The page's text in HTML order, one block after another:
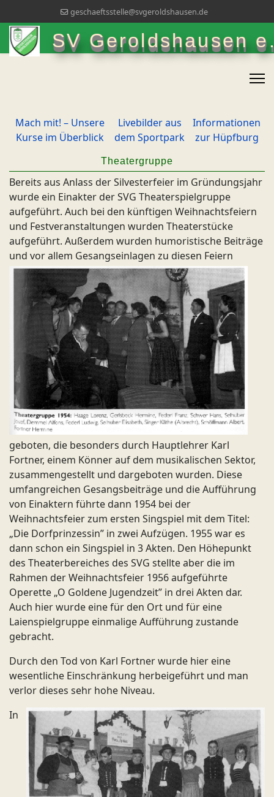
geschaeftsstelle@svgeroldshausen.de
SV Geroldshausen
Mach mit! – Unsere
Kurse im Überblick
Livebilder aus
dem Sportpark
Informationen
zur Hüpfburg
Theatergruppe
Bereits aus Anlass der Silvesterfeier im Gründungsjahr
wurde ein Einakter der SVG Theaterspielgruppe
aufgeführt. Auch bei den künftigen Weihnachtsfeiern
und Festveranstaltungen wurden Theaterstücke
aufgeführt. Außerdem wurden humoristische Beiträge
und vor allem Gesangseinlagen zu diesen Feiern
geboten, die besonders durch Hauptlehrer Karl
Fortner, einem Könner auf dem musikalischen Sektor,
zusammengestellt und dargeboten wurden. Diese
umfangreichen Gesangsbeiträge und die Aufführung
von Einaktern führte dann 1954 bei der
Weihnachtsfeier zum ersten Singspiel mit dem Titel:
„Die Dorfprinzessin” in zwei Aufzügen. 1955 war es
dann schon ein Singspiel in 3 Akten. Den Höhepunkt
des Theaterbereiches des SVG stellte aber die im
Rahmen der Weihnachtsfeier 1956 aufgeführte
Operette „O Goldene Jugendzeit” in drei Akten dar.
Auch hier wurde eine für den Ort und für eine
Laienspielgruppe einmalige Aufführung zustande
gebracht.
Durch den Tod von Karl Fortner wurde hier eine
wesentliche Einschränkung herbeigeführt und man
verlor dieses sehr hohe Niveau.
In